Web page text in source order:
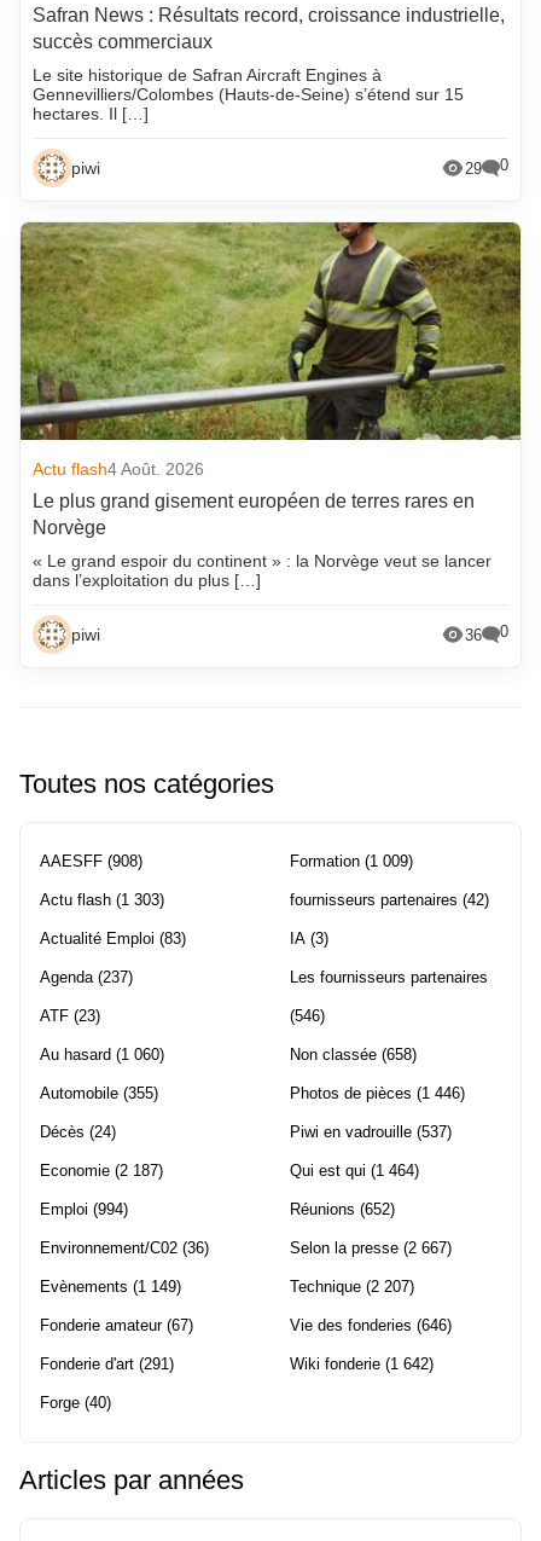
Safran News : Résultats record, croissance industrielle,
succès commerciaux
Le site historique de Safran Aircraft Engines à
Gennevilliers/Colombes (Hauts-de-Seine) s’étend sur 15
hectares. Il […]
piwi 29 0
Actu flash4 Août. 2026
Le plus grand gisement européen de terres rares en
Norvège
« Le grand espoir du continent » : la Norvège veut se lancer
dans l’exploitation du plus […]
piwi 36 0
Toutes nos catégories
AAESFF (908)
Actu flash (1 303)
Actualité Emploi (83)
Agenda(237)
ATF (23)
Au hasard (1 060)
Automobile (355)
Décès (24)
Economie (2 187)
Emploi (994)
Environnement/C02 (36)
Evènements (1 149)
Fonderie amateur(67)
Fonderie d'art (291)
Forge (40)
Formation (1 009)
fournisseurs partenaires (42)
IA (3)
Les fournisseurs partenaires
(546)
Non classée (658)
Photos de pièces (1 446)
Piwi en vadrouille (537)
Qui est qui (1 464)
Réunions (652)
Selon la presse (2 667)
Technique (2 207)
Vie des fonderies (646)
Wiki fonderie (1 642)
Articles par années